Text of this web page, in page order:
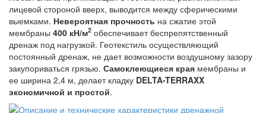
лицевой стороной вверх, выводится между сферическими
выемками. Невероятная прочность на сжатие этой
мембраны 400 кН/м2 обеспечивает беспрепятственный
дренаж под нагрузкой. Геотекстиль осуществляющий
постоянный дренаж, не дает возможности воздушному зазору
закупориваться грязью. Самоклеющиеся края мембраны и
ее ширина 2,4 м, делает кладку DELTA-TERRAXX
экономичной и простой.